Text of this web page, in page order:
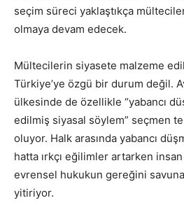
seçim süreci yaklaştıkça
olmaya devam edecek.
Mültecilerin siyasete malzeme
Türkiye’ye özgü bir durum değil.
ülkesinde de özellikle “yabancı
edilmiş siyasal söylem” seçmen
oluyor. Halk arasında yabancı
hatta ırkçı eğilimler artarken insan
evrensel hukukun gereğini
yitiriyor.